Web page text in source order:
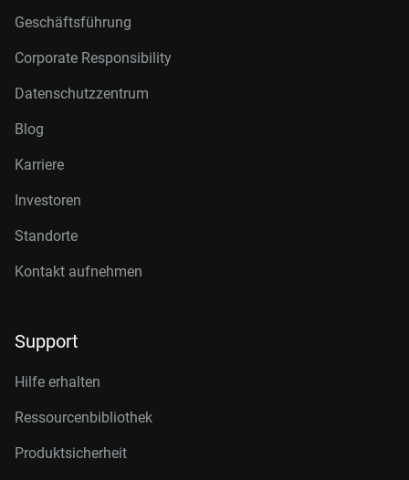
Geschäftsführung
Corporate Responsibility
Datenschutzzentrum
Blog
Karriere
Investoren
Standorte
Kontakt aufnehmen
Support
Hilfe erhalten
Ressourcenbibliothek
Produktsicherheit